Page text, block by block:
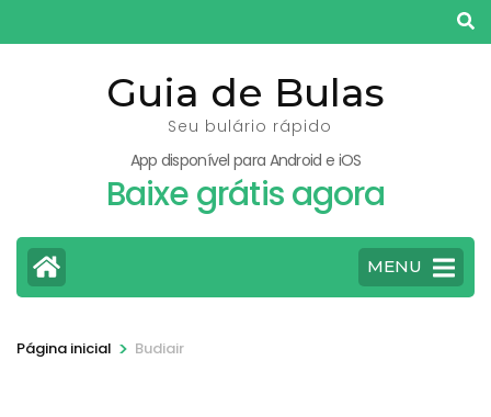
para
Guia de Bulas
Seu bulário rápido
App disponível para Android e iOS
Baixe grátis agora
MENU
Página inicial > Budiair